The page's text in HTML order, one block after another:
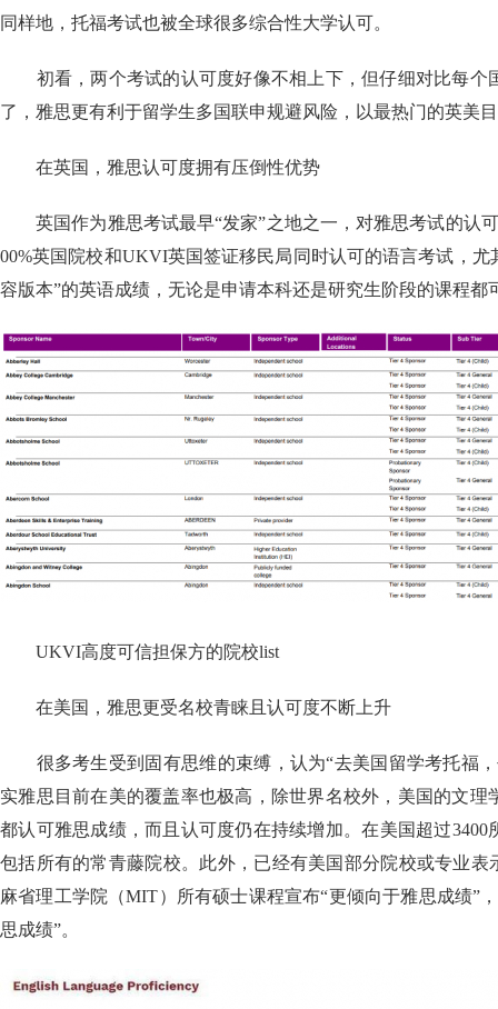
同样地，托福考试也被全球很多综合性大学认可。
初看，两个考试的认可度好像不相上下，但仔细对比每个
了，雅思更有利于留学生多国联申规避风险，以最热门的英
在英国，雅思认可度拥有压倒性优势
英国作为雅思考试最早“发家”之地之一，对雅思考试的认
00%英国院校和UKVI英国签证移民局同时认可的语言考试，
容版本”的英语成绩，无论是申请本科还是研究生阶段的课程
UKVI高度可信担保方的院校list
在美国，雅思更受名校青睐且认可度不断上升
很多考生受到固有思维的束缚，认为“去美国留学考托福，
实雅思目前在美的覆盖率也极高，除世界名校外，美国的文理
都认可雅思成绩，而且认可度仍在持续增加。在美国超过3400
包括所有的常青藤院校。此外，已经有美国部分院校或专业表
麻省理工学院（MIT）所有硕士课程宣布“更倾向于雅思成绩”
思成绩”。